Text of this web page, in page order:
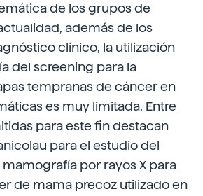
de los grupos de
además de los
clínico, la utilización
del screening para la
tempranas de cáncer en
es muy limitada. Entre
para este fin destacan
para el estudio del
por rayos X para
de mama precoz utilizado en